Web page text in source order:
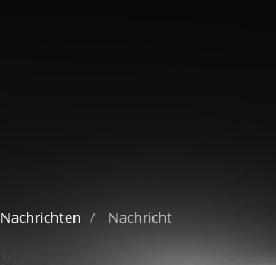
Nachrichten Nachricht